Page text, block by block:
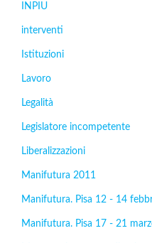
INPIU
interventi
Istituzioni
Lavoro
Legalità
Legislatore incompetente
Liberalizzazioni
Manifutura 2011
Manifutura. Pisa 12 - 14
Manifutura. Pisa 17 - 21